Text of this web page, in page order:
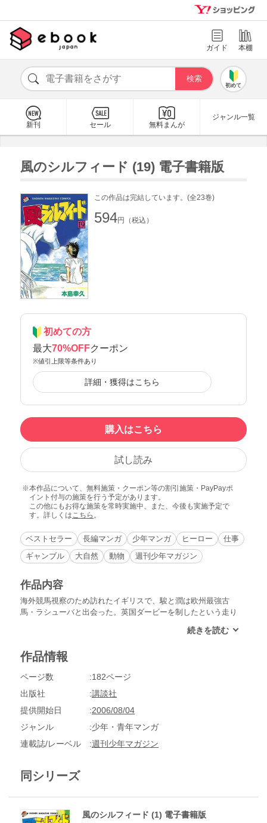
ガイド 本棚
初めて
新刊 セール 無料まんが
ジャンル一覧
風のシルフィード (19) 電子書籍版
この作品は完結しています。(全23巻)
594円（税込）
初めての方
最大70%OFFクーポン
※値引上限等条件あり
詳細・獲得はこちら
購入はこちら
試し読み
本作品について、無料施策・クーポン等の割引施策・PayPayポ
イント付与の施策を行う予定があります。
この他にもお得な施策を常時実施中、また、今後も実施予定で
す。詳しくはこちら 。
ベストセラー 長編マンガ 少年マンガ ヒーロー
仕事
ギャンブル
大自然 動物 週刊少年マガジン
作品内容
海外競馬視察のため訪れたイギリスで、駿と潤は欧州最強古
馬・ラシューバと出会った。英国ダービーを制したという走り
然としてしまう。凱旋門賞制覇を成し遂げるにはあまりにも大
ーヴィル競馬場へと向かった！
作品情報
ページ数
182ページ
出版社
講談社
提供開始日
2006/08/04
ジャンル
少年・青年マンガ
連載誌/レーベル
週刊少年マガジン
同シリーズ
風のシルフィード (1) 電子書籍版